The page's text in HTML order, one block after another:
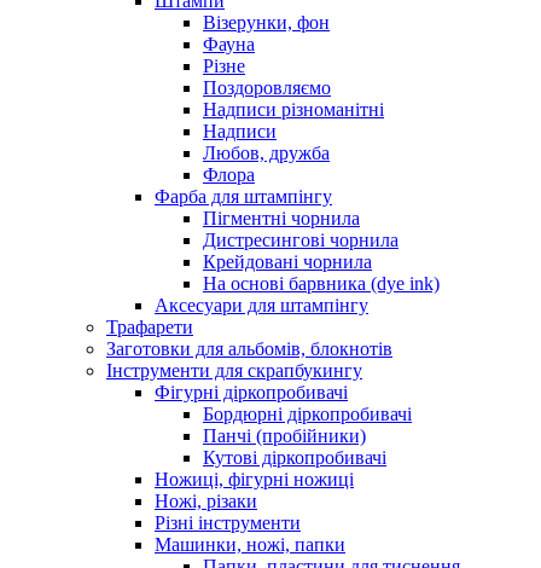
Візерунки, фон
Фауна
Різне
Поздоровляємо
Надписи різноманітні
Надписи
Любов, дружба
Флора
Фарба для штампінгу
Пігментні чорнила
Дистресингові чорнила
Крейдовані чорнила
На основі барвника (dye ink)
Аксесуари для штампінгу
Трафарети
Заготовки для альбомів, блокнотів
Інструменти для скрапбукингу
Фігурні діркопробивачі
Бордюрні діркопробивачі
Панчі (пробійники)
Кутові діркопробивачі
Ножиці, фігурні ножиці
Ножі, різаки
Різні інструменти
Машинки, ножі, папки